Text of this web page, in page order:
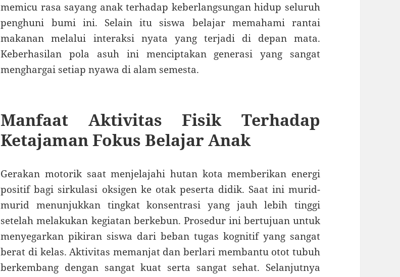
memicu rasa sayang anak terhadap keberlangsungan hidup seluruh
penghuni bumi ini. Selain itu siswa belajar memahami rantai
makanan melalui interaksi nyata yang terjadi di depan mata.
Keberhasilan pola asuh ini menciptakan generasi yang sangat
menghargai setiap nyawa di alam semesta.
Manfaat Aktivitas Fisik Terhadap
Ketajaman Fokus Belajar Anak
Gerakan motorik saat menjelajahi hutan kota memberikan energi
positif bagi sirkulasi oksigen ke otak peserta didik. Saat ini murid-
murid menunjukkan tingkat konsentrasi yang jauh lebih tinggi
setelah melakukan kegiatan berkebun. Prosedur ini bertujuan untuk
menyegarkan pikiran siswa dari beban tugas kognitif yang sangat
berat di kelas. Aktivitas memanjat dan berlari membantu otot tubuh
berkembang dengan sangat kuat serta sangat sehat. Selanjutnya